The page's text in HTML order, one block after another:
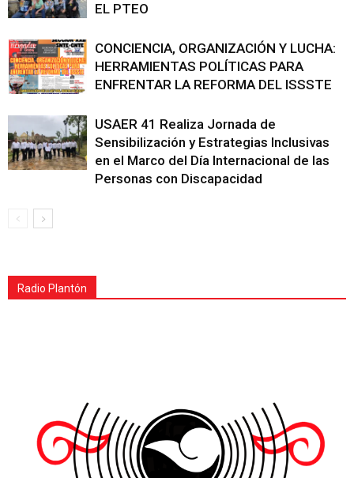
EL PTEO
CONCIENCIA, ORGANIZACIÓN Y LUCHA:
HERRAMIENTAS POLÍTICAS PARA
ENFRENTAR LA REFORMA DEL ISSSTE
USAER 41 Realiza Jornada de
Sensibilización y Estrategias Inclusivas
en el Marco del Día Internacional de las
Personas con Discapacidad
Radio Plantón